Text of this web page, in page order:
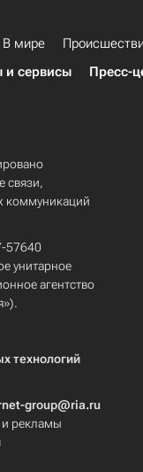
В мире
и сервисы Пресс-
связи,
коммуникаций
57640
унитарное
агентство
технологий
group@ria.ru
рекламы